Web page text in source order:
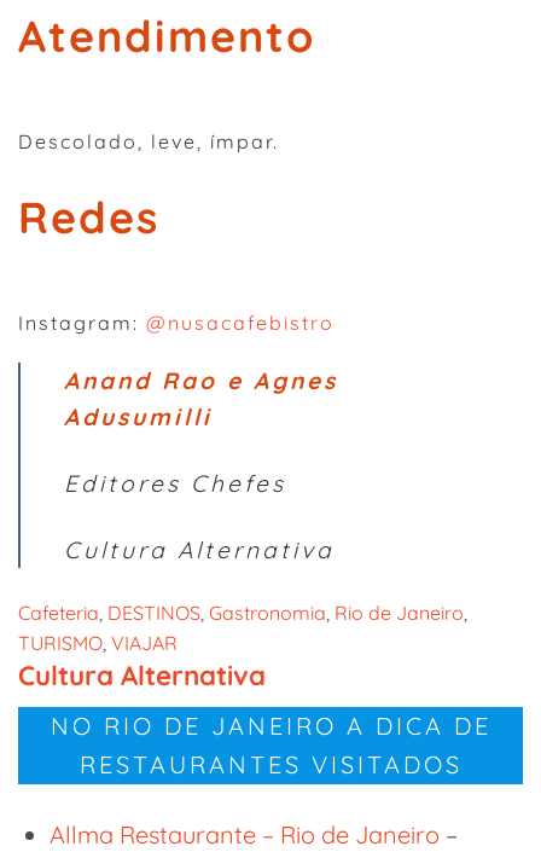
Atendimento
Descolado, leve, ímpar.
Redes
Instagram: @nusacafebistro
Anand Rao e Agnes
Adusumilli
Editores Chefes
Cultura Alternativa
Cafeteria, DESTINOS, Gastronomia, Rio de Janeiro
TURISMO, VIAJAR
Cultura Alternativa
NO RIO DE JANEIRO A DICA DE
RESTAURANTES VISITADOS
Allma Restaurante – Rio de Janeiro –